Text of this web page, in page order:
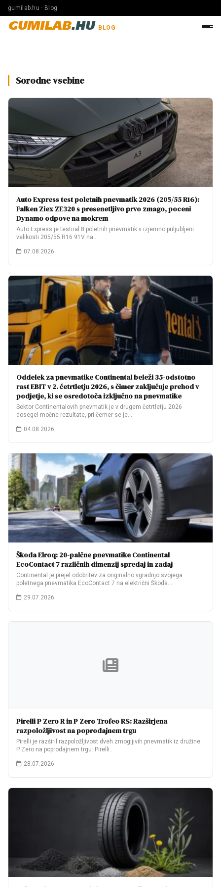
gumilab.hu · Blog
GUMILAB.HU BLOG
Sorodne vsebine
Auto Express test poletnih pnevmatik 2026 (205/55 R16):
Falken Ziex ZE320 s presenetljivo prvo zmago, poceni
Dynamo odpove na mokrem
Auto Express je testiral 8 poletnih pnevmatik v izjemno priljubljeni
velikosti 205/55 R16 91V na…
07.08.2026
Oddelek za pnevmatike Continental beleži 35-odstotno
rast EBIT v 2. četrtletju 2026, s čimer zaključuje prehod v
podjetje, ki se osredotoča izključno na pnevmatike
Sektor Continentalovih pnevmatik je v drugem četrtletju 2026
dosegel močne rezultate, pri čemer se je…
04.08.2026
Škoda Elroq: 20-palčne pnevmatike Continental
EcoContact 7 različnih dimenzij spredaj in zadaj
Continental je prejel odobritev za originalno vgradnjo svojega
poletnega pnevmatika EcoContact 7 na električni Škoda…
29.07.2026
Pirelli P Zero R in P Zero Trofeo RS: Razširjena
razpoložljivost na poprodajnem trgu
Pirelli je razširil razpoložljivost dveh zmogljivih pnevmatik iz družine
P Zero na poprodajnem trgu: Pirelli…
28.07.2026